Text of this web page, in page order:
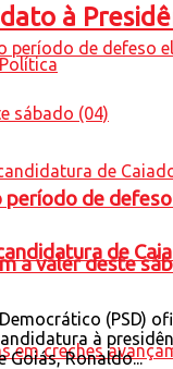
período de
a valer deste
à
Política
de
(PSD)
à
Goiás, Ronaldo...